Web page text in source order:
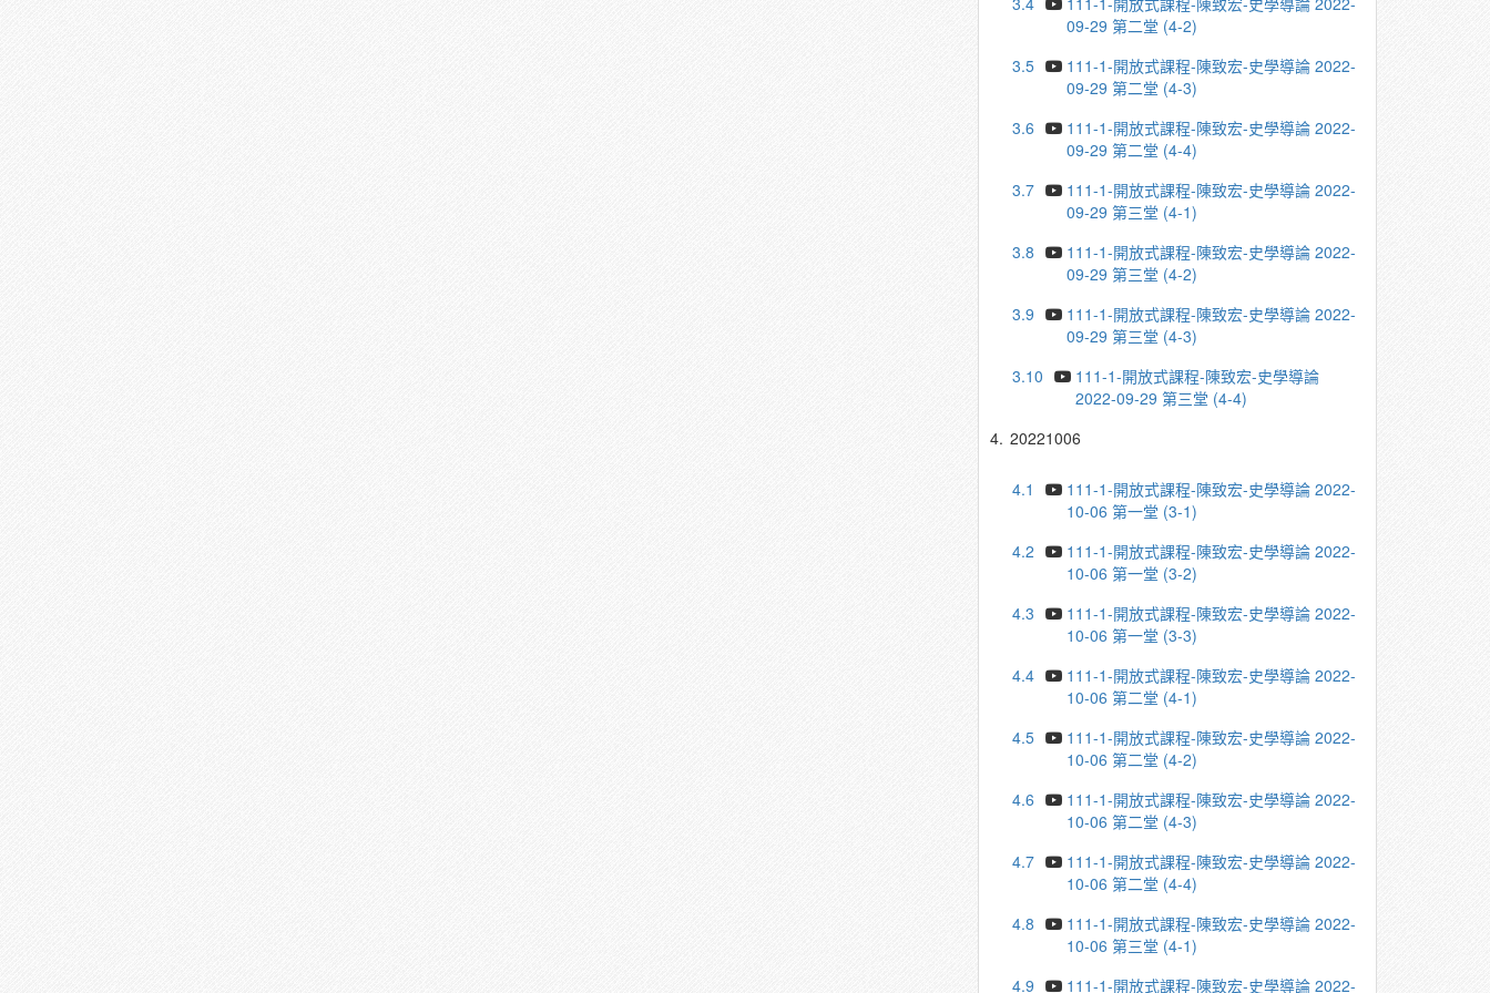
09-29 第二堂 (4-2)
3.5
111-1-開放式課程-陳致宏-史學導論 2022-
09-29 第二堂 (4-3)
3.6
111-1-開放式課程-陳致宏-史學導論 2022-
09-29 第二堂 (4-4)
3.7
111-1-開放式課程-陳致宏-史學導論 2022-
09-29 第三堂 (4-1)
3.8
111-1-開放式課程-陳致宏-史學導論 2022-
09-29 第三堂 (4-2)
3.9
111-1-開放式課程-陳致宏-史學導論 2022-
09-29 第三堂 (4-3)
3.10
111-1-開放式課程-陳致宏-史學導論
2022-09-29 第三堂 (4-4)
4. 20221006
4.1
111-1-開放式課程-陳致宏-史學導論 2022-
10-06 第一堂 (3-1)
4.2
111-1-開放式課程-陳致宏-史學導論 2022-
10-06 第一堂 (3-2)
4.3
111-1-開放式課程-陳致宏-史學導論 2022-
10-06 第一堂 (3-3)
4.4
111-1-開放式課程-陳致宏-史學導論 2022-
10-06 第二堂 (4-1)
4.5
111-1-開放式課程-陳致宏-史學導論 2022-
10-06 第二堂 (4-2)
4.6
111-1-開放式課程-陳致宏-史學導論 2022-
10-06 第二堂 (4-3)
4.7
111-1-開放式課程-陳致宏-史學導論 2022-
10-06 第二堂 (4-4)
4.8
111-1-開放式課程-陳致宏-史學導論 2022-
10-06 第三堂 (4-1)
4.9
111-1-開放式課程-陳致宏-史學導論 2022-